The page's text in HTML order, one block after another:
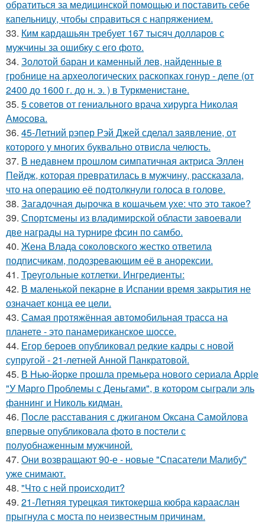
обратиться за медицинской помощью и поставить себе
капельницу, чтобы справиться с напряжением.
33. Ким кардашьян требует 167 тысяч долларов с
мужчины за ошибку с его фото.
34. Золотой баран и каменный лев, найденные в
гробнице на археологических раскопках гонур - депе (от
2400 до 1600 г. до н. э. ) в Туркменистане.
35. 5 советов от гениального врача хирурга Николая
Амосова.
36. 45-Летний рэпер Рэй Джей сделал заявление, от
которого у многих буквально отвисла челюсть.
37. В недавнем прошлом симпатичная актриса Эллен
Пейдж, которая превратилась в мужчину, рассказала,
что на операцию её подтолкнули голоса в голове.
38. Загадочная дырочка в кошачьем ухе: что это такое?
39. Спортсмены из владимирской области завоевали
две награды на турнире фсин по самбо.
40. Жена Влада соколовского жестко ответила
подписчикам, подозревающим её в анорексии.
41. Треугольные котлетки. Ингредиенты:
42. В маленькой пекарне в Испании время закрытия не
означает конца ее цели.
43. Самая протяжённая автомобильная трасса на
планете - это панамериканское шоссе.
44. Егор бероев опубликовал редкие кадры с новой
супругой - 21-летней Анной Панкратовой.
45. В Нью-йорке прошла премьера нового сериала Apple
"У Марго Проблемы с Деньгами", в котором сыграли эль
фаннинг и Николь кидман.
46. После расставания с джиганом Оксана Самойлова
впервые опубликовала фото в постели с
полуобнаженным мужчиной.
47. Они возвращают 90-е - новые "Спасатели Малибу"
уже снимают.
48. "Что с ней происходит?
49. 21-Летняя турецкая тиктокерша кюбра карааслан
прыгнула с моста по неизвестным причинам.